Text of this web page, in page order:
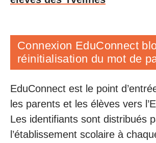
Connexion EduConnect
réinitialisation du mot de
EduConnect est le point
les parents et les élèves vers
Les identifiants sont distribués
l’établissement scolaire à